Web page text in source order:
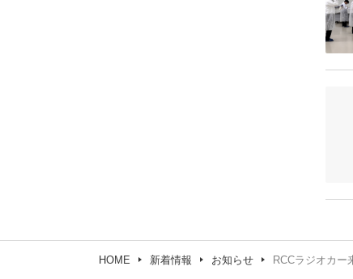
2月
2月
4月
3月
HOME 新着情報 お知らせ RCCラジオカー